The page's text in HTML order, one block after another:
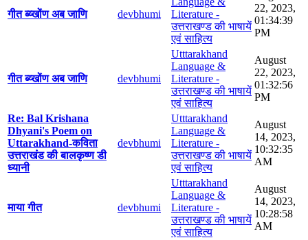
गीत ब्य्खोंण अब जाणि devbhumi
Literature -
उत्तराखण्ड की भाषायें
एवं साहित्य
22, 2023,
01:34:39
PM
गीत ब्य्खोंण अब जाणि devbhumi
Utttarakhand
Language &
Literature -
उत्तराखण्ड की भाषायें
एवं साहित्य
August
22, 2023,
01:32:56
PM
Re: Bal Krishana
Dhyani's Poem on
Uttarakhand-कविता
उत्तराखंड की बालकृष्ण डी
ध्यानी
devbhumi
Utttarakhand
Language &
Literature -
उत्तराखण्ड की भाषायें
एवं साहित्य
August
14, 2023,
10:32:35
AM
माया गीत devbhumi
Utttarakhand
Language &
Literature -
उत्तराखण्ड की भाषायें
एवं साहित्य
August
14, 2023,
10:28:58
AM